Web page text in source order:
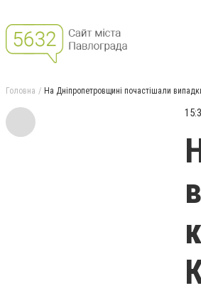
Головна На Дніпропетровщині почастішали